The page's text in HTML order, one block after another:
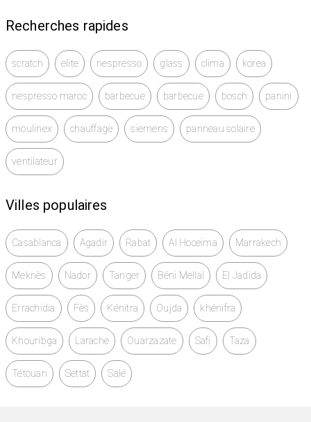
Recherches rapides
scratch elite nespresso glass clima korea
nespresso maroc barbecue barbecue bosch panini
moulinex chauffage siemens panneau solaire
ventilateur
Villes populaires
Casablanca Agadir Rabat Al Hoceïma Marrakech
Meknès Nador Tanger Béni Mellal El Jadida
Errachidia Fès Kénitra Oujda khénifra
Khouribga Larache Ouarzazate Safi Taza
Tétouan Settat Salé